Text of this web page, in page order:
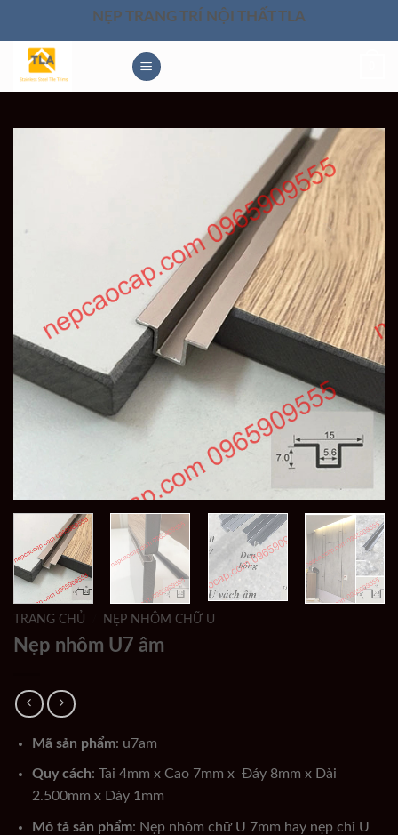
content
NẸP TRANG TRÍ NỘI THẤT TLA
TRANG CHỦ NẸP NHÔM CHỮ U
Nẹp nhôm U7 âm
Mã sản phẩm: u7am
Quy cách: Tai 4mm x Cao 7mm x Đáy 8mm x Dài
2.500mm x Dày 1mm
Mô tả sản phẩm: Nẹp nhôm chữ U 7mm hay nẹp chỉ U